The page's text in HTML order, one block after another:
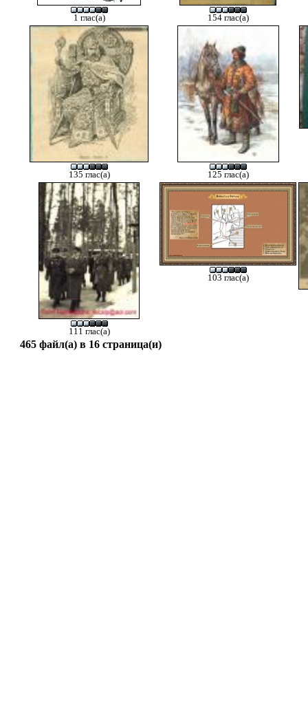
1 глас(а) 154 глас(а)
135 глас(а) 125 глас(а)
111 глас(а)
103 глас(а)
465 файл(а) в 16 страница(и)